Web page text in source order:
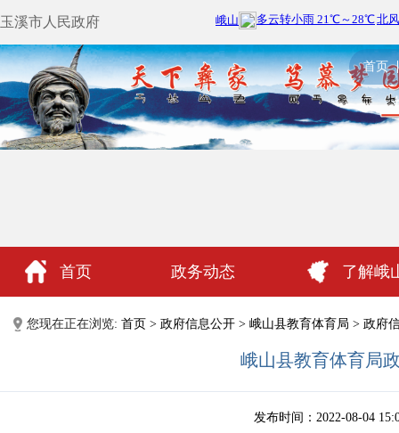
玉溪市人民政府
首页
首页 政务动态 了解峨
政民互动
您现在正在浏览: 首页 > 政府信息公开 > 峨山县教育体育局 > 政府
峨山县教育体育局
发布时间：2022-08-04